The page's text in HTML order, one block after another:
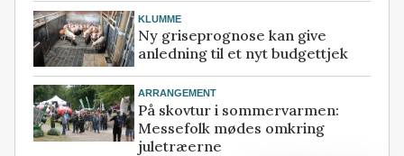
KLUMME
Ny griseprognose kan give
anledning til et nyt budgettjek
ARRANGEMENT
På skovtur i sommervarmen:
Messefolk mødes omkring
juletræerne